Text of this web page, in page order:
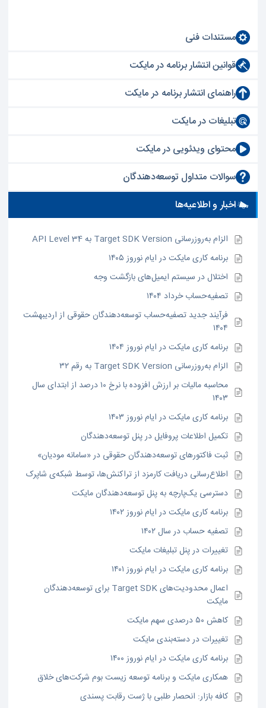
مستندات فنی
قوانین انتشار برنامه در مایکت
راهنمای انتشار برنامه در مایکت
تبلیغات در مایکت
محتوای ویدئویی در مایکت
سوالات متداول توسعه‌دهندگان
اخبار و اطلاعیه‌ها
الزام به‌روزرسانی Target SDK Version به API Level 34
برنامه کاری مایکت در ایام نوروز ۱۴۰۵
اختلال در سیستم ایمیل‌های بازگشت وجه
تصفیه‌حساب خرداد ۱۴۰۴
فرآیند جدید تصفیه‌حساب توسعه‌دهندگان حقوقی از اردیبهشت
۱۴۰۴
برنامه کاری مایکت در ایام نوروز ۱۴۰۴
الزام به‌روزرسانی Target SDK Version به رقم ۳۲
محاسبه مالیات بر ارزش افزوده با نرخ ۱۰ درصد از ابتدای سال
۱۴۰۳
برنامه کاری مایکت در ایام نوروز ۱۴۰۳
تکمیل اطلاعات پروفایل در پنل توسعه‌دهندگان
ثبت فاکتورهای توسعه‌دهندگان حقوقی در «سامانه مودیان»
اطلاع‌رسانی دریافت کارمزد از تراکنش‌ها، توسط شبکه‌ی شاپرک
دسترسی یک‌پارچه به پنل توسعه‌دهندگان مایکت
برنامه کاری مایکت در ایام نوروز ۱۴۰۲
تصفیه حساب در سال ۱۴۰۲
تغییرات در پنل تبلیغات مایکت
برنامه کاری مایکت در ایام نوروز ۱۴۰۱
اعمال محدودیت‌های Target SDK برای توسعه‌دهندگان
مایکت
کاهش ۵۰ درصدی سهم مایکت
تغییرات در دسته‌بندی مایکت
برنامه کاری مایکت در ایام نوروز ۱۴۰۰
همکاری مایکت و برنامه توسعه زیست بوم شرکت‌های خلاق
کافه بازار: انحصار طلبی با ژست رقابت پسندی